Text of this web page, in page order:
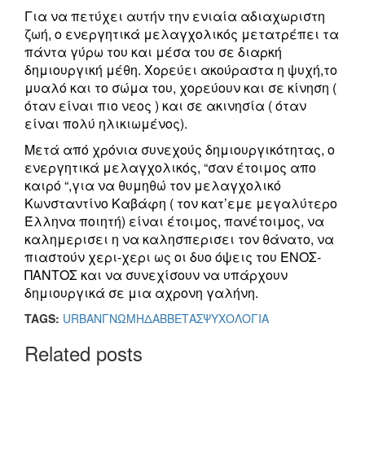
Για να πετύχει αυτήν την ενιαία αδιαχωριστη
ζωή, ο ενεργητικά μελαγχολικός μετατρέπει τα
πάντα γύρω του και μέσα του σε διαρκή
δημιουργική μέθη. Χορεύει ακούραστα η ψυχή,το
μυαλό και το σώμα του, χορεύουν και σε κίνηση (
όταν είναι πιο νεος ) και σε ακινησία ( όταν
είναι πολύ ηλικιωμένος).
Μετά από χρόνια συνεχούς δημιουργικότητας, ο
ενεργητικά μελαγχολικός, “σαν έτοιμος απο
καιρό “,για να θυμηθώ τον μελαγχολικό
Κωνσταντίνο Καβάφη ( τον κατ’εμε μεγαλύτερο
Έλληνα ποιητή) είναι έτοιμος, πανέτοιμος, να
καλημερισει η να καλησπερισει τον θάνατο, να
πιαστούν χερι-χερι ως οι δυο όψεις του ΕΝΟΣ-
ΠΑΝΤΟΣ και να συνεχίσουν να υπάρχουν
δημιουργικά σε μια αχρονη γαλήνη.
TAGS: URBANΓΝΩΜΗΔΑΒΒΕΤΑΣΨΥΧΟΛΟΓΙΑ
Related posts